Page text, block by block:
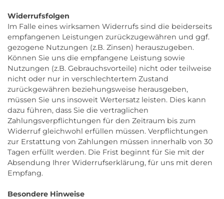
Widerrufsfolgen
Im Falle eines wirksamen Widerrufs sind die beiderseits
empfangenen Leistungen zurückzugewähren und ggf.
gezogene Nutzungen (z.B. Zinsen) herauszugeben.
Können Sie uns die empfangene Leistung sowie
Nutzungen (z.B. Gebrauchsvorteile) nicht oder teilweise
nicht oder nur in verschlechtertem Zustand
zurückgewähren beziehungsweise herausgeben,
müssen Sie uns insoweit Wertersatz leisten. Dies kann
dazu führen, dass Sie die vertraglichen
Zahlungsverpflichtungen für den Zeitraum bis zum
Widerruf gleichwohl erfüllen müssen. Verpflichtungen
zur Erstattung von Zahlungen müssen innerhalb von 30
Tagen erfüllt werden. Die Frist beginnt für Sie mit der
Absendung Ihrer Widerrufserklärung, für uns mit deren
Empfang.
Besondere Hinweise